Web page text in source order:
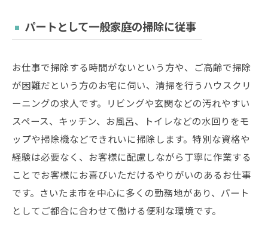
パートとして一般家庭の掃除に従事
お仕事で掃除する時間がないという方や、ご高齢で掃除
が困難だという方のお宅に伺い、清掃を行うハウスクリ
ーニングの求人です。リビングや玄関などの汚れやすい
スペース、キッチン、お風呂、トイレなどの水回りをモ
ップや掃除機などできれいに掃除します。特別な資格や
経験は必要なく、お客様に配慮しながら丁寧に作業する
ことでお客様にお喜びいただけるやりがいのあるお仕事
です。さいたま市を中心に多くの勤務地があり、パート
としてご都合に合わせて働ける便利な環境です。